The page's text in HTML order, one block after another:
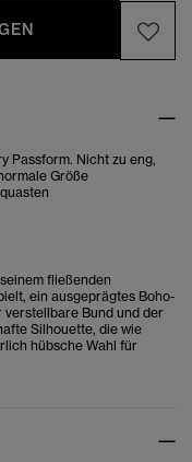
Passform. Nicht zu eng,
Größe
fließenden
ein ausgeprägtes Boho-
verstellbare Bund und der
Silhouette, die wie
hübsche Wahl für